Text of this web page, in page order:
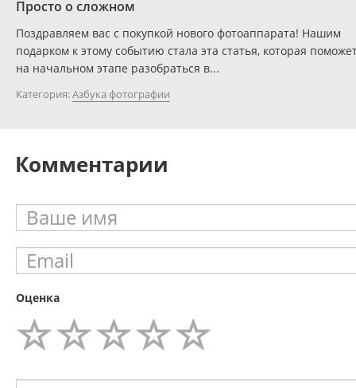
Просто о сложном
Поздравляем вас с покупкой нового фотоаппарата! Нашим
подарком к этому событию стала эта статья, которая
на начальном этапе разобраться в...
Категория:Азбука фотографии
Комментарии
Оценка